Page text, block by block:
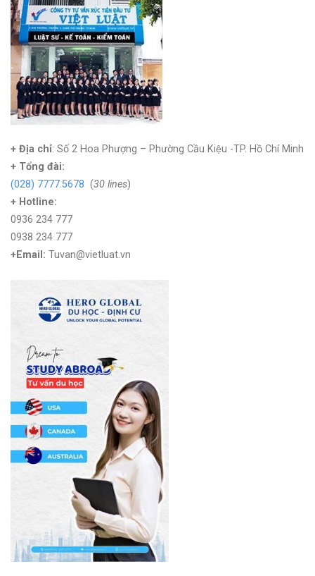
+ Địa chỉ: Số 2 Hoa Phượng – Phường Cầu Kiệu -TP. Hồ Chí Minh
+ Tổng đài:
(028) 7777.5678 (30 lines)
+ Hotline:
0936 234 777
0938 234 777
+Email: Tuvan@vietluat.vn